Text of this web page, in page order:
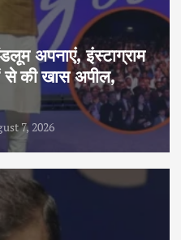
अपनाएं, इंस्टाग्राम
से की खास अपील,
7, 2026